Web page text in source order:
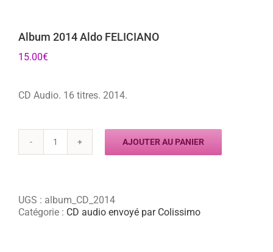
Album 2014 Aldo FELICIANO
15.00€
CD Audio. 16 titres. 2014.
quantité
Aldo
FELICIANO
AJOUTER AU PANIER
UGS : album_CD_2014
Catégorie : CD audio envoyé par Colissimo